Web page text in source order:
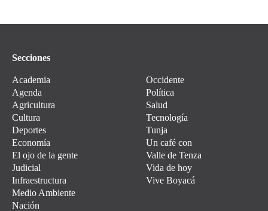
Secciones
Academia
Agenda
Agricultura
Cultura
Deportes
Economía
El ojo de la gente
Judicial
Infraestructura
Medio Ambiente
Nación
Occidente
Política
Salud
Tecnología
Tunja
Un café con
Valle de Tenza
Vida de hoy
Vive Boyacá